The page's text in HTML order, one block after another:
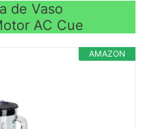
de Vaso
AC Cue
AMAZON